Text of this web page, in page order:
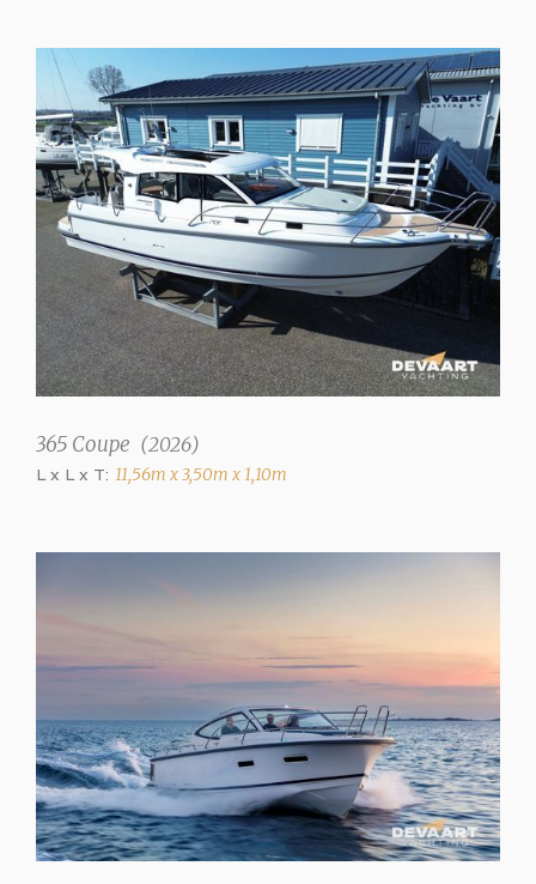
Guindeau electrique
Électrique
Taud de cockpit
✓
Coussins d'éxterieur
+ coussins bain de soleil
pour le pont avant
Couvertures
Toile de fenêtre, housse
de bain de soleil sur le
pont avant et table de
Plate-forme de bain
Magnifié + Flexiteek
Échelle de bain
Ailes - lignes
Table de cockpit
✓
Sécurité
365 Coupe (2026)
L x L x T: 11,56m x 3,50m x 1,10m